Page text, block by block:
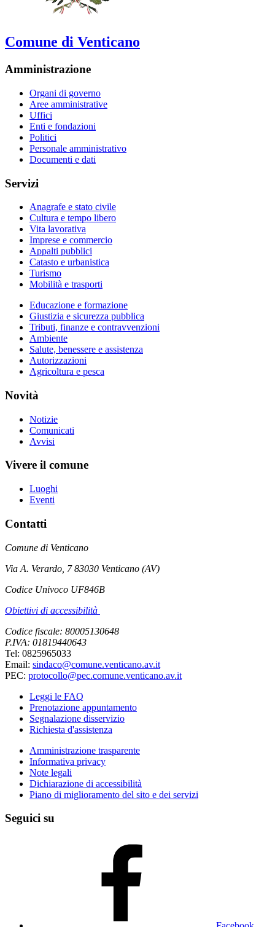
Comune di Venticano
Amministrazione
Organi di governo
Aree amministrative
Uffici
Enti e fondazioni
Politici
Personale amministrativo
Documenti e dati
Servizi
Anagrafe e stato civile
Cultura e tempo libero
Vita lavorativa
Imprese e commercio
Appalti pubblici
Catasto e urbanistica
Turismo
Mobilità e trasporti
Educazione e formazione
Giustizia e sicurezza pubblica
Tributi, finanze e contravvenzioni
Ambiente
Salute, benessere e assistenza
Autorizzazioni
Agricoltura e pesca
Novità
Notizie
Comunicati
Avvisi
Vivere il comune
Luoghi
Eventi
Contatti
Comune di Venticano
Via A. Verardo, 7 83030 Venticano (AV)
Codice Univoco UF846B
Obiettivi di accessibilità
Codice fiscale: 80005130648
P.IVA: 01819440643
Tel: 0825965033
Email: sindaco@comune.venticano.av.it
PEC: protocollo@pec.comune.venticano.av.it
Leggi le FAQ
Prenotazione appuntamento
Segnalazione disservizio
Richiesta d'assistenza
Amministrazione trasparente
Informativa privacy
Note legali
Dichiarazione di accessibilità
Piano di miglioramento del sito e dei servizi
Seguici su